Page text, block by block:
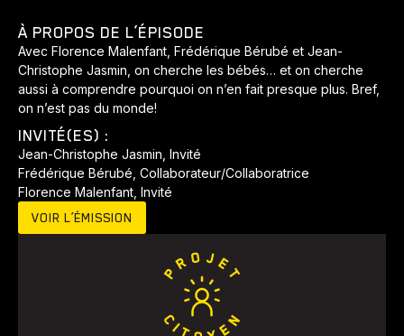
À PROPOS DE L’ÉPISODE
Avec Florence Malenfant, Frédérique Bérubé et Jean-
Christophe Jasmin, on cherche les bébés… et on cherche
aussi à comprendre pourquoi on n’en fait presque plus. Bref,
on n’est pas du monde!
INVITÉ(ES) :
Jean-Christophe Jasmin, Invité
Frédérique Bérubé, Collaborateur/Collaboratrice
Florence Malenfant, Invité
VOIR L’ÉMISSION